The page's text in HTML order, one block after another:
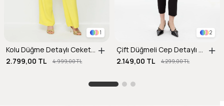
1
Kolu Düğme Detaylı Ceket-SARI
2.799,00 TL
4.999,00 TL
2
Çift Düğmeli Cep Detaylı Krep Ceket-SİYAH
2.149,00 TL
4.299,00 TL